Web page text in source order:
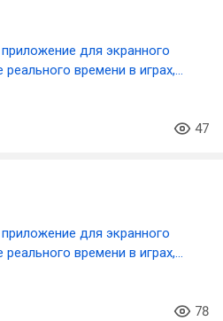
для экранного
времени в играх,
47
для экранного
времени в играх,
78